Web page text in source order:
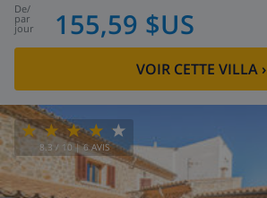
de/
par
jour 155,59 $US
VOIR CETTE VILLA›
8.3 / 10 |6 AVIS